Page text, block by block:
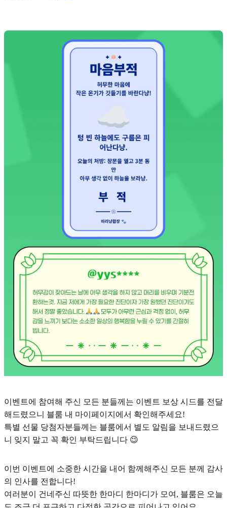
이벤트에 참여해 주신 모든 분들께는 이벤트 보상 시드를 전달
해드렸으니 블룸 내 마이페이지에서 확인해주세요!
특별 선물 당첨자분들께는 블룸에서 별도 알림을 보내드렸으
니 잊지 말고 꼭 확인 부탁드립니다 😉
이번 이벤트에 소중한 시간을 내어 함께해주신 모든 분께 감사
의 인사를 전합니다!
여러분이 건네주신 따뜻한 한마디 한마디가 모여, 블룸은 오늘